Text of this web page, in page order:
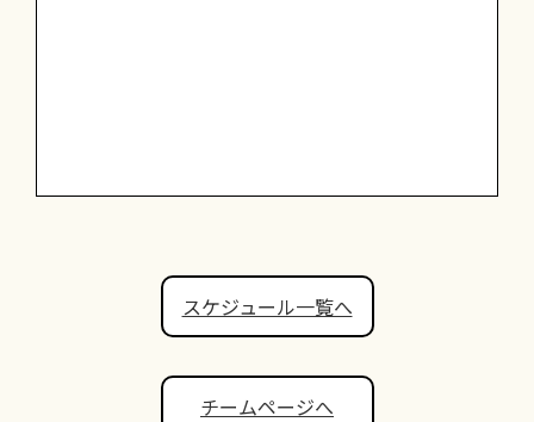
スケジュール一覧へ
チームページへ